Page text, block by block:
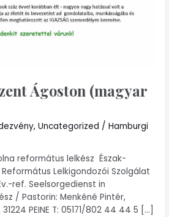
Ágoston (magyar
,Uncategorized /Hamburgi
református lelkész Észak-
Lelkigondozói Szolgálat
ref. Seelsorgedienst in
/ Pastorin: Menkéné Pintér,
PEINE T: 05171/802 44 44 5 […]